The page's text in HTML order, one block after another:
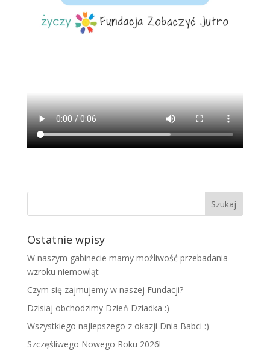
Ostatnie wpisy
W naszym gabinecie mamy możliwość przebadania
wzroku niemowląt
Czym się zajmujemy w naszej Fundacji?
Dzisiaj obchodzimy Dzień Dziadka :)
Wszystkiego najlepszego z okazji Dnia Babci :)
Szczęśliwego Nowego Roku 2026!